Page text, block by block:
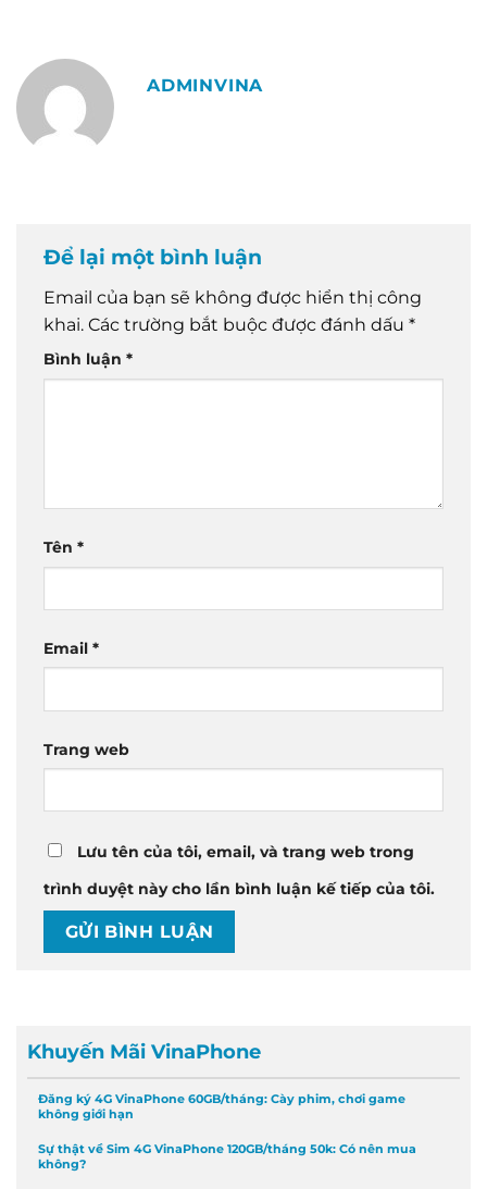
ADMINVINA
Để lại một bình luận
Email của bạn sẽ không được hiển thị công
khai. Các trường bắt buộc được đánh dấu *
Bình luận *
Tên *
Email *
Trang web
Lưu tên của tôi, email, và trang web trong
trình duyệt này cho lần bình luận kế tiếp của tôi.
Khuyến Mãi VinaPhone
Đăng ký 4G VinaPhone 60GB/tháng: Cày phim, chơi game
không giới hạn
Sự thật về Sim 4G VinaPhone 120GB/tháng 50k: Có nên mua
không?